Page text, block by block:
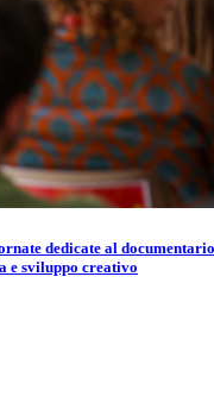
dedicate al
e sviluppo creativo